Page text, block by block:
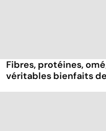
Fibres, protéines,
véritables bienfaits